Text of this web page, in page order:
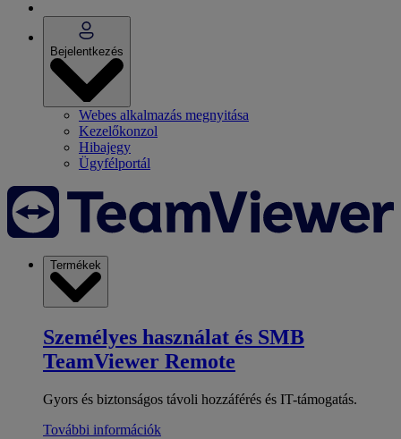
Bejelentkezés
Webes alkalmazás megnyitása
Kezelőkonzol
Hibajegy
Ügyfélportál
Termékek
Személyes használat és SMB
TeamViewer Remote
Gyors és biztonságos távoli hozzáférés és IT-támogatás.
További információk